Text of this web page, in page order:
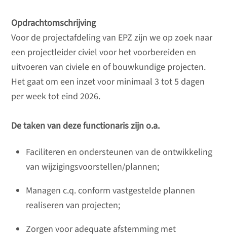
Opdrachtomschrijving
Voor de projectafdeling van EPZ zijn we op zoek naar
een projectleider civiel voor het voorbereiden en
uitvoeren van civiele en of bouwkundige projecten.
Het gaat om een inzet voor minimaal 3 tot 5 dagen
per week tot eind 2026.
De taken van deze functionaris zijn o.a.
Faciliteren en ondersteunen van de ontwikkeling
van wijzigingsvoorstellen/plannen;
Managen c.q. conform vastgestelde plannen
realiseren van projecten;
Zorgen voor adequate afstemming met